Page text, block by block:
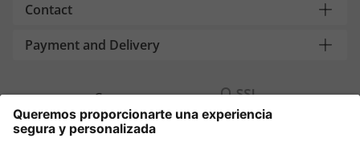
Contact
Payment and Delivery
Compra segura con